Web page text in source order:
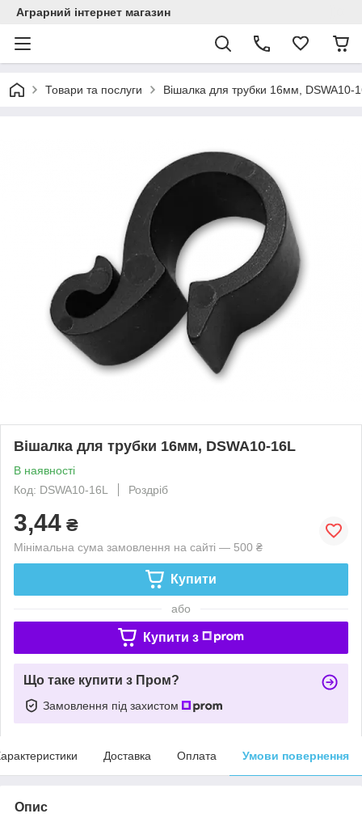
Аграрний інтернет магазин
Товари та послуги Вішалка для трубки 16мм, DSWA10-
Вішалка для трубки 16мм, DSWA10-16L
В наявності
Код: DSWA10-16L
Роздріб
3,44 ₴
Мінімальна сума замовлення на сайті — 500 ₴
Купити
або
Купити з
Що таке купити з Пром?
Замовлення під захистом
Доставка Оплата Умови повернення
Опис